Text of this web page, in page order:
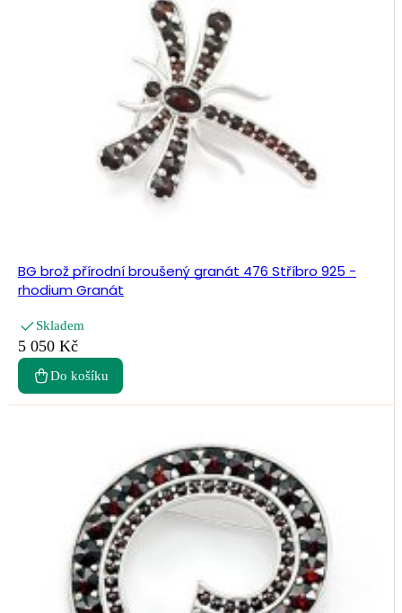
BG brož přírodní broušený granát 476 Stříbro 925 -
rhodium Granát
Skladem
5 050 Kč
Do košíku